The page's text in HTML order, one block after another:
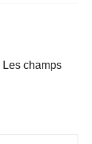
Les champs